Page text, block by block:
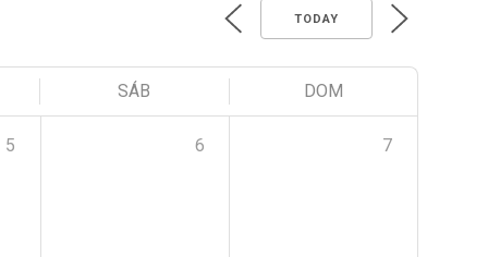
TODAY
SÁB DOM
5 6 7